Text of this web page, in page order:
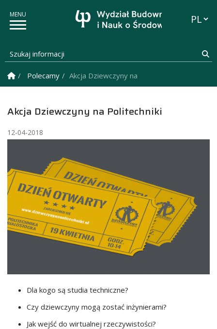
Szukaj informacji
Strona Główna
Polecamy Akcja Dziewczyny na Politechniki
Akcja Dziewczyny na Politechniki
12-04-2018
Dla kogo są studia techniczne?
Czy dziewczyny mogą zostać inżynierami?
Jak wejść do wirtualnej rzeczywistości?